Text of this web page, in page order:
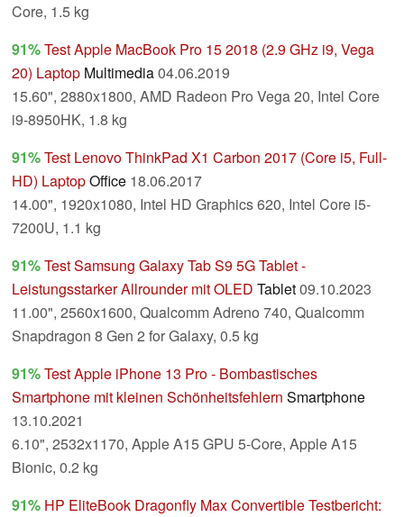
Core, 1.5 kg
91%Test Apple MacBook Pro 15 2018 (2.9 GHz i9, Vega
20) Laptop Multimedia04.06.2019
15.60", 2880x1800, AMD Radeon Pro Vega 20, Intel Core
i9-8950HK, 1.8 kg
91%Test Lenovo ThinkPad X1 Carbon 2017 (Core i5, Full-
HD) LaptopOffice 18.06.2017
14.00", 1920x1080, Intel HD Graphics 620, Intel Core i5-
7200U, 1.1 kg
91%Test Samsung Galaxy Tab S9 5G Tablet -
Leistungsstarker Allrounder mit OLED Tablet09.10.2023
11.00", 2560x1600, Qualcomm Adreno 740, Qualcomm
Snapdragon 8 Gen 2 for Galaxy, 0.5 kg
91%Test Apple iPhone 13 Pro - Bombastisches
Smartphone mit kleinen Schönheitsfehlern Smartphone
13.10.2021
6.10", 2532x1170, Apple A15 GPU 5-Core, Apple A15
Bionic, 0.2 kg
91% HP EliteBook Dragonfly Max Convertible Testbericht: